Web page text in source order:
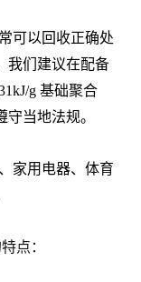
可以回收正确处
我们建议在配备
g 基础聚合
当地法规。
家用电器、体育
特点：